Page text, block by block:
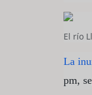
El río
La
pm,